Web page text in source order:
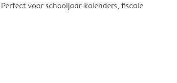
voor schooljaar-kalenders, fiscale